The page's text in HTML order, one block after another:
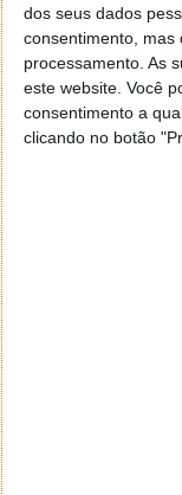
dos seus dados
consentimento, mas
processamento. As
este website. Você
consentimento a
clicando no botão